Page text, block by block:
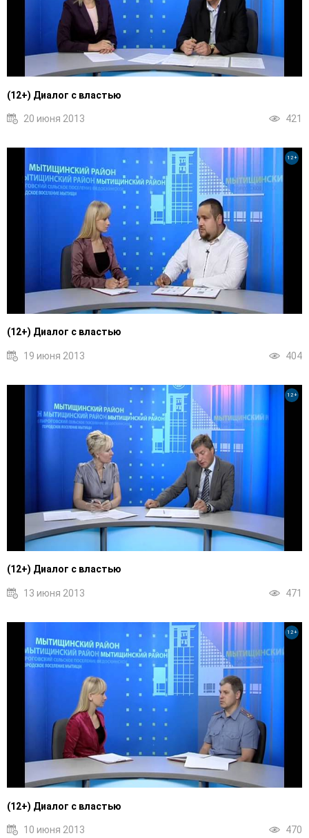
(12+) Диалог с властью
20 июня 2013 421
(12+) Диалог с властью
19 июня 2013 404
12+
(12+) Диалог с властью
13 июня 2013 471
12+
(12+) Диалог с властью
10 июня 2013 470
12+